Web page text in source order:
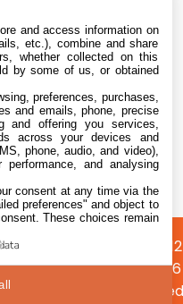
cinq mois après
Apple
©
2026
and access information on
etc.), combine and share
whether collected on this
by some of us, or obtained
preferences, purchases,
and emails, phone, precise
and offering you services,
across your devices and
phone, audio, and video),
performance, and analysing
consent at any time via the
preferences" and object to
These choices remain